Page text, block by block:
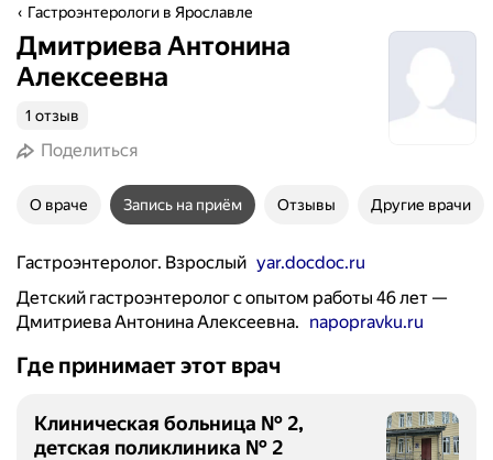
Гастроэнтерологи в Ярославле
Дмитриева Антонина
Алексеевна
1 отзыв
Поделиться
О враче Запись на приём Отзывы Другие врачи
Гастроэнтеролог. Взрослый yar.docdoc.ru
Детский гастроэнтеролог с опытом работы 46 лет —
Дмитриева Антонина Алексеевна. napopravku.ru
Где принимает этот врач
Клиническая больница № 2,
детская поликлиника № 2